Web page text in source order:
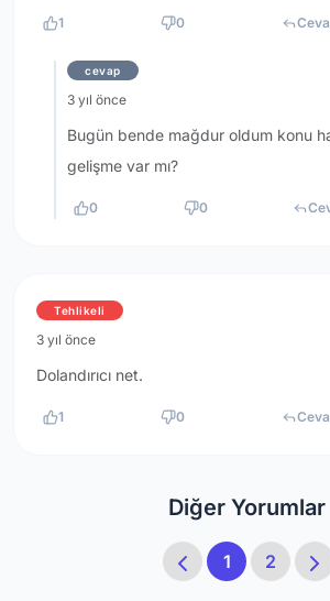
1 0
cevap
3 yıl önce
Bugün bende mağdur oldum konu
gelişme var mı?
0 0
Tehlikeli
3 yıl önce
Dolandırıcı net.
1 0
Diğer Yorumlar
1 2